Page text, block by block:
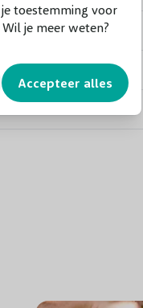
toestemming voor
je meer weten?
Accepteer alles
Wit